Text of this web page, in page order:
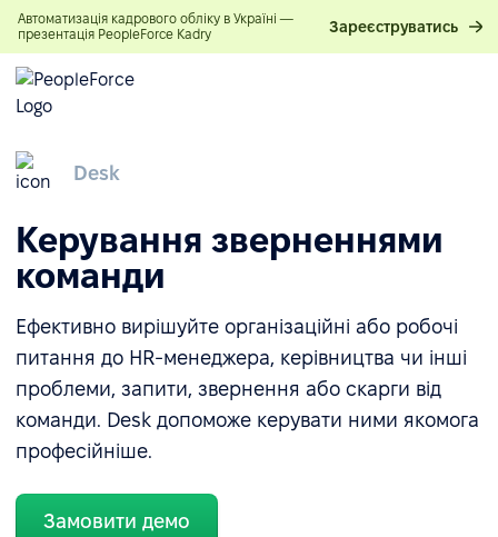
Автоматизація кадрового обліку в Україні —
презентація PeopleForce Kadry
Зареєструватись
Desk
Керування зверненнями
команди
Ефективно вирішуйте організаційні або робочі
питання до HR-менеджера, керівництва чи інші
проблеми, запити, звернення або скарги від
команди. Desk допоможе керувати ними якомога
професійніше.
Замовити демо